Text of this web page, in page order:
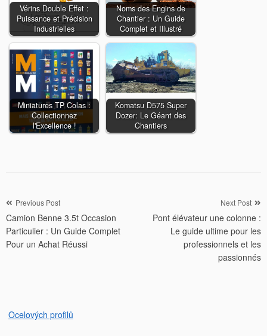
Vérins Double Effet :
Puissance et Précision
Industrielles
Noms des Engins de
Chantier : Un Guide
Complet et Illustré
Miniatures TP Colas :
Collectionnez
l'Excellence !
Komatsu D575 Super
Dozer: Le Géant des
Chantiers
Navigation
de
l’article
Previous Post
Camion Benne 3.5t Occasion
Particulier : Un Guide Complet
Pour un Achat Réussi
Next Post
Pont élévateur une colonne :
Le guide ultime pour les
professionnels et les
passionnés
Ocelových profilů